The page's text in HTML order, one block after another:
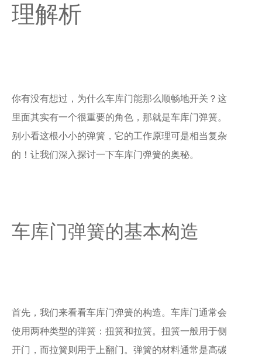
理解析
你有没有想过，为什么车库门能那么顺畅地开关？这
里面其实有一个很重要的角色，那就是车库门弹簧。
别小看这根小小的弹簧，它的工作原理可是相当复杂
的！让我们深入探讨一下车库门弹簧的奥秘。
车库门弹簧的基本构造
首先，我们来看看车库门弹簧的构造。车库门通常会
使用两种类型的弹簧：扭簧和拉簧。扭簧一般用于侧
开门，而拉簧则用于上翻门。弹簧的材料通常是高碳